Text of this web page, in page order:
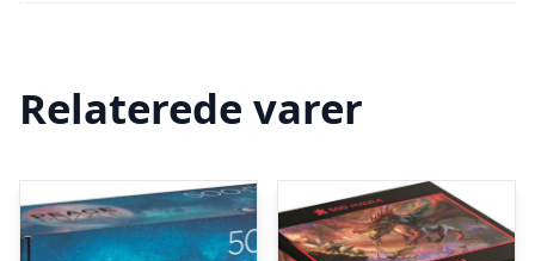
Relaterede varer